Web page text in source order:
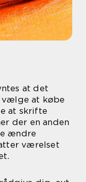
at det
at købe
at skrifte
der en anden
ændre
værelset